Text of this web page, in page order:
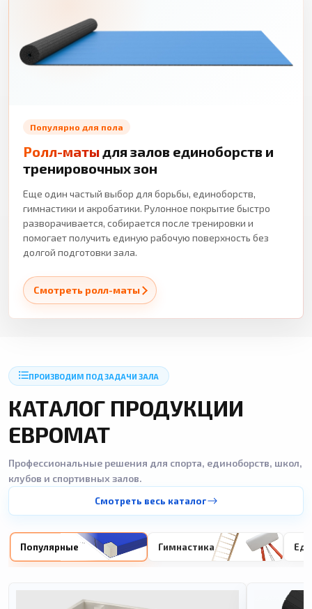
Популярно для пола
Ролл-матыдля залов единоборств и
тренировочных зон
Еще один частый выбор для борьбы, единоборств,
гимнастики и акробатики. Рулонное покрытие быстро
разворачивается, собирается после тренировки и
помогает получить единую рабочую поверхность без
долгой подготовки зала.
Смотреть ролл-маты
ПРОИЗВОДИМ ПОД ЗАДАЧИ ЗАЛА
КАТАЛОГ ПРОДУКЦИИ
ЕВРОМАТ
Профессиональные решения для спорта, единоборств, школ,
клубов и спортивных залов.
Смотреть весь каталог
Популярные Гимнастика